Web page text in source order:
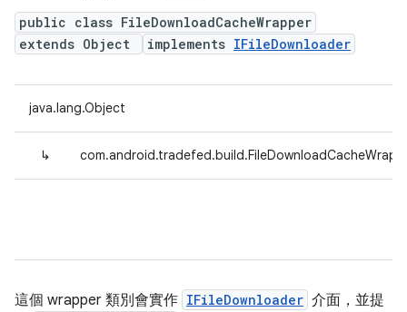
public class FileDownloadCacheWrapper
extends Object
implements IFileDownloader
java.lang.Object
↳
這個 wrapper 類別會實作 IFileDownloader 介面，並提